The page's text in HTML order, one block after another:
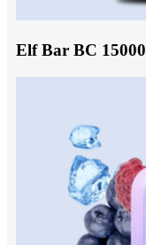
Elf Bar BC 15000